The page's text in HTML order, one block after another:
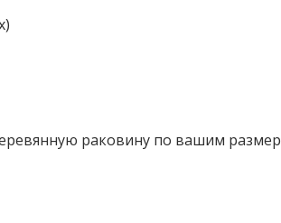
раковину по вашим